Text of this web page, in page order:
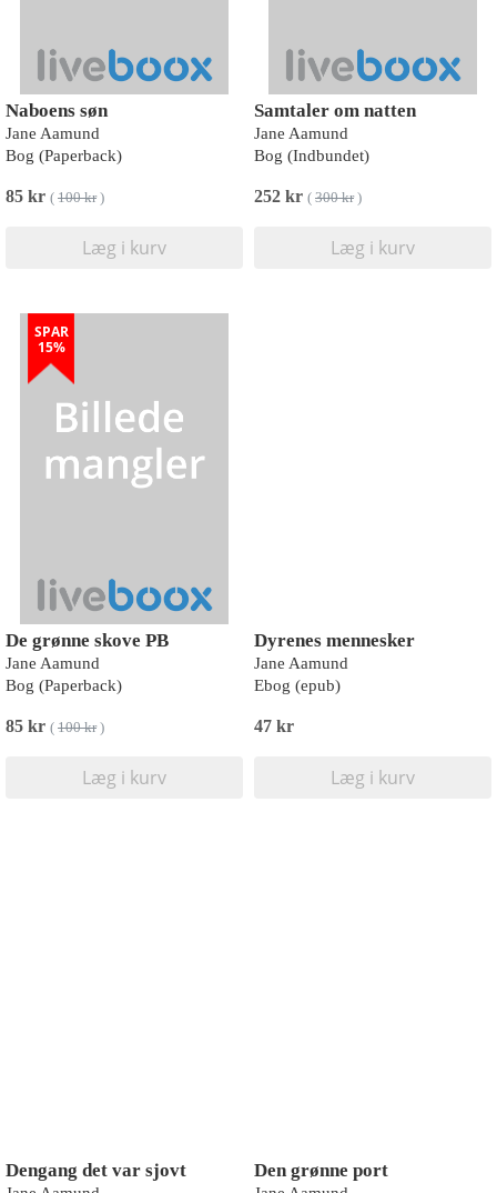
Naboens søn
Jane Aamund
Bog (Paperback)
85 kr ( 100 kr)
Læg i kurv
Samtaler om natten
Jane Aamund
Bog (Indbundet)
252 kr ( 300 kr)
Læg i kurv
SPAR
15%
De grønne skove PB
Jane Aamund
Bog (Paperback)
85 kr ( 100 kr)
Læg i kurv
Dyrenes mennesker
Jane Aamund
Ebog (epub)
47 kr
Læg i kurv
Dengang det var sjovt Den grønne port